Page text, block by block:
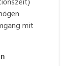
mit